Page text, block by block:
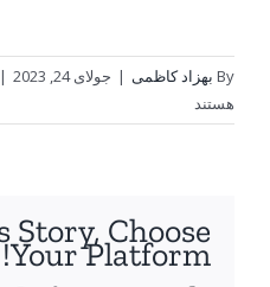
By بهزاد کاظمی | جولای 24, 2023 |
هستند
Story, Choose
Your Platform!